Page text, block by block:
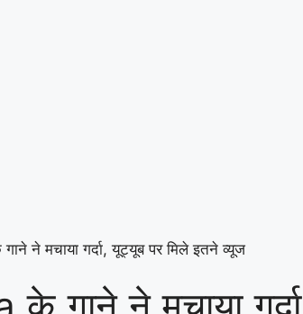
ने मचाया गर्दा, यूट्यूब पर मिले इतने व्यूज